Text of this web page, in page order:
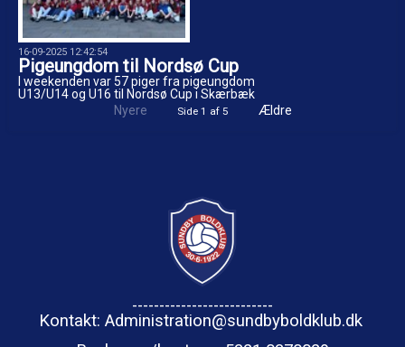
16-09-2025 12:42:54
Pigeungdom til Nordsø Cup
I weekenden var 57 piger fra pigeungdom
U13/U14 og U16 til Nordsø Cup i Skærbæk
Nyere
Side 1 af 5 Ældre
--------------------------
Kontakt: Administration@sundbyboldklub.dk